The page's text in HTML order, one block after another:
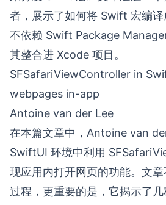
者，展示了如何将 Swift 宏编
不依赖 Swift Package
其整合进 Xcode 项目。
SFSafariViewController in
webpages in-app
Antoine van der Lee
在本篇文章中，Antoine van
SwiftUI 环境中利用
现应用内打开网页的功能。文
过程，更重要的是，它揭示了几